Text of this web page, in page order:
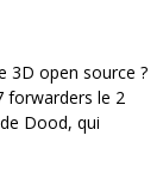
3D open source ?
forwarders le 2
Dood, qui